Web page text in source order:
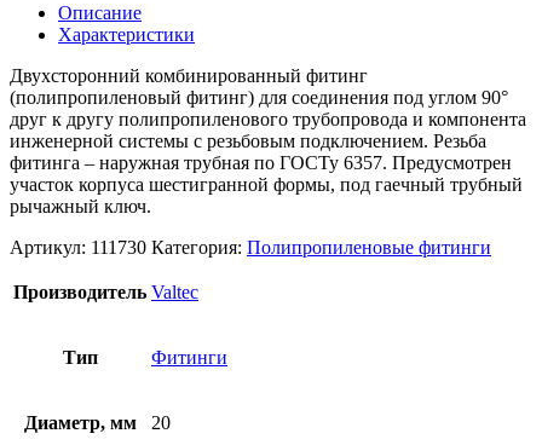
Описание
Характеристики
Двухсторонний комбинированный фитинг
(полипропиленовый фитинг) для соединения под углом 90°
друг к другу полипропиленового трубопровода и компонента
инженерной системы с резьбовым подключением. Резьба
фитинга – наружная трубная по ГОСТу 6357. Предусмотрен
участок корпуса шестигранной формы, под гаечный трубный
рычажный ключ.
Артикул: 111730 Категория: Полипропиленовые фитинги
Производитель Valtec
Тип Фитинги
Диаметр, мм 20